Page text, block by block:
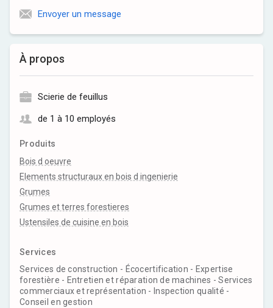
À propos
Scierie de feuillus
de 1 à 10 employés
Produits
Bois d oeuvre
Elements structuraux en bois d ingenierie
Grumes
Grumes et terres forestieres
Ustensiles de cuisine en bois
Services
Services de construction - Écocertification - Expertise
forestière - Entretien et réparation de machines - Services
commerciaux et représentation - Inspection qualité -
Conseil en gestion
Envoyer un message